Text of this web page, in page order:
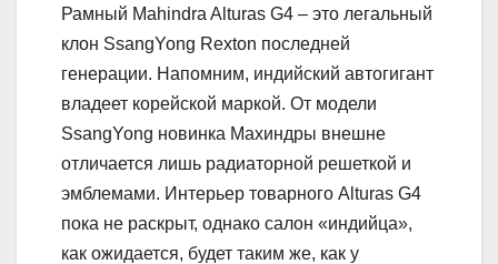
Рамный Mahindra Alturas G4 – это легальный
клон SsangYong Rexton последней
генерации. Напомним, индийский автогигант
владеет корейской маркой. От модели
SsangYong новинка Махиндры внешне
отличается лишь радиаторной решеткой и
эмблемами. Интерьер товарного Alturas G4
пока не раскрыт, однако салон «индийца»,
как ожидается, будет таким же, как у